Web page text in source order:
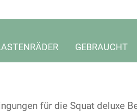
GEBRAUCHT
für die Squat deluxe